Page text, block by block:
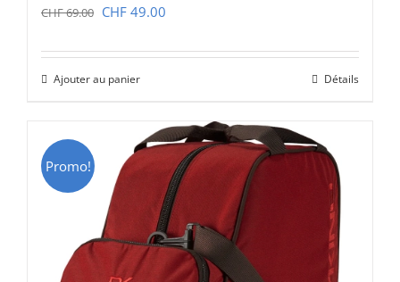
CHF69.00 Le
initial
était :
CHF 49.00
actuel
CHF 49.00.
Ajouter au panier Détails
Promo!